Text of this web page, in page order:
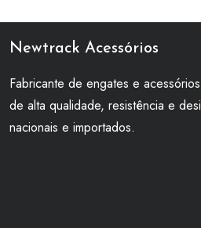
Newtrack Acessórios
Fabricante de engates e
de alta qualidade, resistência e
nacionais e importados.